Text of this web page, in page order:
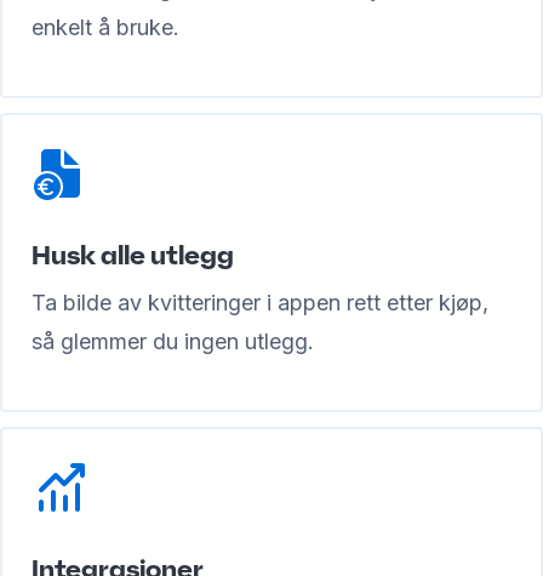
enkelt å bruke.
Husk alle utlegg
Ta bilde av kvitteringer i appen rett etter kjøp,
så glemmer du ingen utlegg.
Integrasjoner